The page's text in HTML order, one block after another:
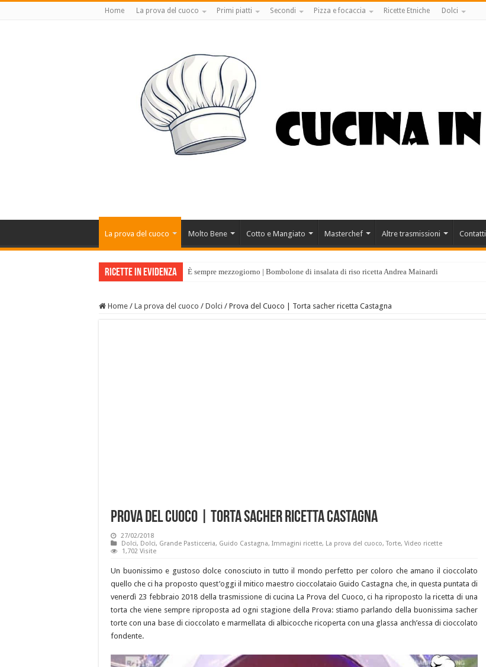
Home La prova del cuoco Primi piatti Secondi Pizza e focaccia Ricette Etniche Dolci
La prova del cuoco Molto Bene Cotto e Mangiato Masterchef Altre trasmissioni Contatti
Ricette in evidenza È sempre mezzogiorno | Bombolone di insalata di riso ricetta Andrea Mainardi
Home / La prova del cuoco / Dolci / Prova del Cuoco | Torta sacher ricetta Castagna
Prova del Cuoco | Torta sacher ricetta Castagna
27/02/2018
Dolci, Dolci, Grande Pasticceria, Guido Castagna, Immagini ricette, La prova del cuoco,Torte, Video ricette
1,702 Visite
Un buonissimo e gustoso dolce conosciuto in tutto il mondo perfetto per coloro che amano il cioccolato
quello che ci ha proposto quest’oggi il mitico maestro cioccolataio Guido Castagna che, in questa puntata di
venerdì 23 febbraio 2018 della trasmissione di cucina La Prova del Cuoco, ci ha riproposto la ricetta di una
torta che viene sempre riproposta ad ogni stagione della Prova: stiamo parlando della buonissima sacher
torte con una base di cioccolato e marmellata di albicocche ricoperta con una glassa anch’essa di cioccolato
fondente.